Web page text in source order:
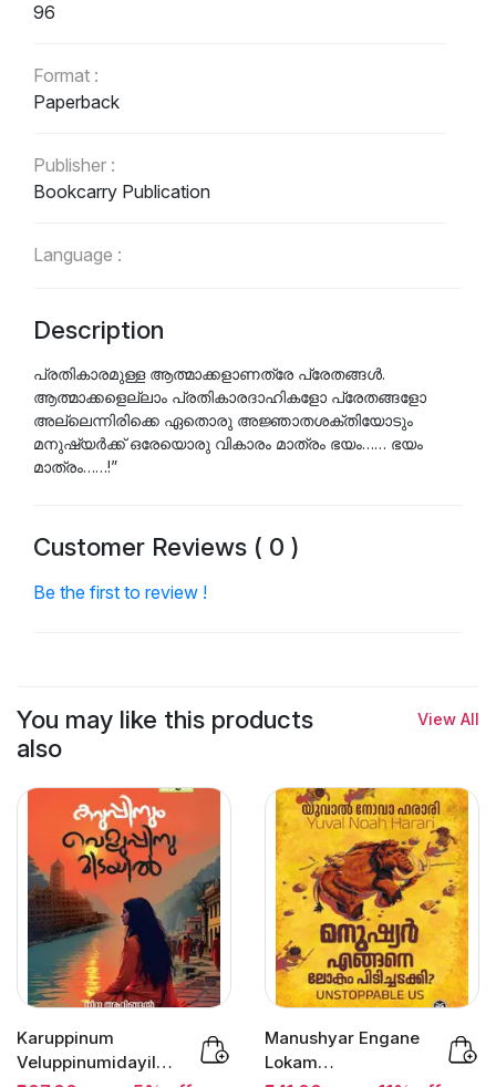
96
Format :
Paperback
Publisher :
Bookcarry Publication
Language :
Description
പ്രതികാരമുള്ള ആത്മാക്കളാണത്രേ പ്രേതങ്ങൾ.
ആത്മാക്കളെല്ലാം പ്രതികാരദാഹികളോ പ്രേതങ്ങളോ
അല്ലെന്നിരിക്കെ ഏതൊരു അജ്ഞാതശക്തിയോടും
മനുഷ്യർക്ക് ഒരേയൊരു വികാരം മാത്രം ഭയം…… ഭയം
മാത്രം……!”
Customer Reviews ( 0 )
Be the first to review !
You may like this products
also
View All
Karuppinum
Veluppinumidayil :
Manushyar Engane
Lokam